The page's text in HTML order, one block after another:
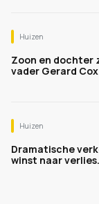
Huizen
Zoon en dochter
vader Gerard
Huizen
Dramatische
winst naar